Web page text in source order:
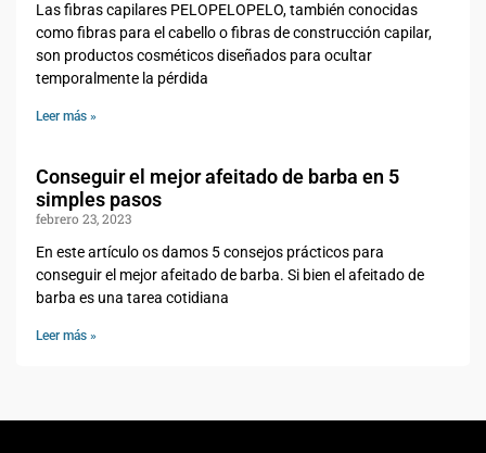
Las fibras capilares PELOPELOPELO, también conocidas
como fibras para el cabello o fibras de construcción capilar,
son productos cosméticos diseñados para ocultar
temporalmente la pérdida
Leer más »
Conseguir el mejor afeitado de barba en 5
simples pasos
febrero 23, 2023
En este artículo os damos 5 consejos prácticos para
conseguir el mejor afeitado de barba. Si bien el afeitado de
barba es una tarea cotidiana
Leer más »